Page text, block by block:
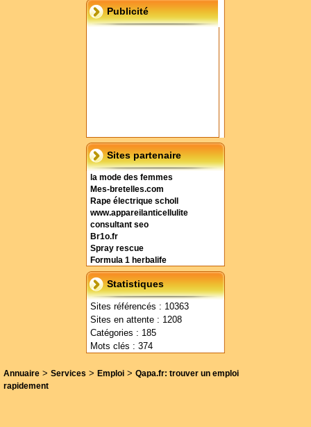
Publicité
Sites partenaire
la mode des femmes
Mes-bretelles.com
Rape électrique scholl
www.appareilanticellulite
consultant seo
Br1o.fr
Spray rescue
Formula 1 herbalife
Statistiques
Sites référencés : 10363
Sites en attente : 1208
Catégories : 185
Mots clés : 374
Annuaire > Services > Emploi > Qapa.fr: trouver un emploi
rapidement